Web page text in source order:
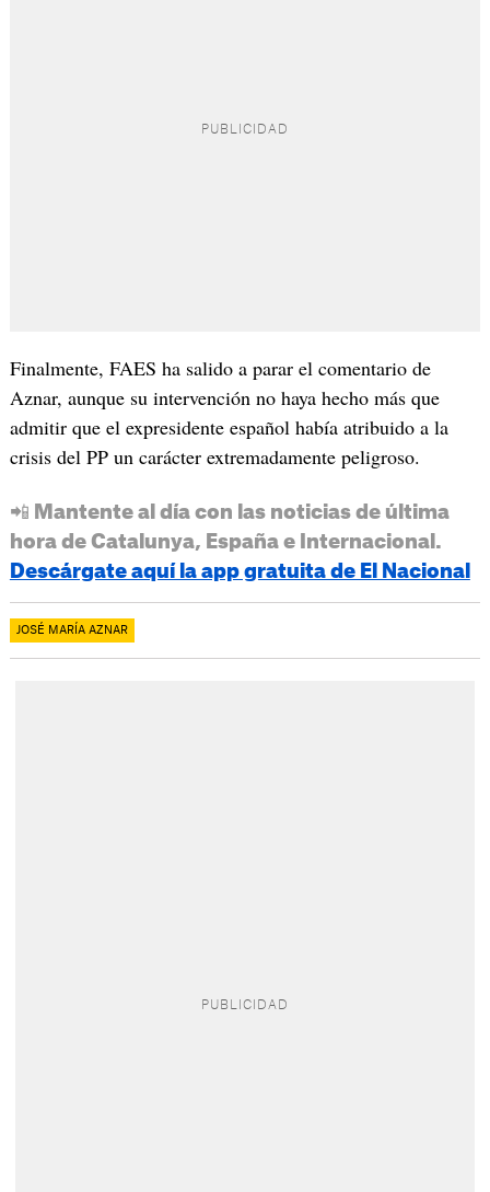
Finalmente, FAES ha salido a parar el comentario de
Aznar, aunque su intervención no haya hecho más que
admitir que el expresidente español había atribuido a la
crisis del PP un carácter extremadamente peligroso.
📲 Mantente al día con las noticias de última
hora de Catalunya, España e Internacional.
Descárgate aquí la app gratuita de El Nacional
JOSÉ MARÍA AZNAR